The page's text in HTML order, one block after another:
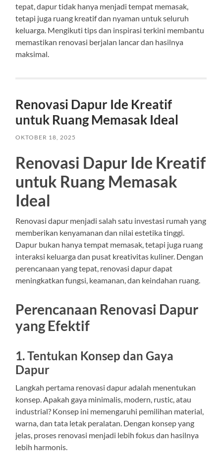
tepat, dapur tidak hanya menjadi tempat memasak,
tetapi juga ruang kreatif dan nyaman untuk seluruh
keluarga. Mengikuti tips dan inspirasi terkini membantu
memastikan renovasi berjalan lancar dan hasilnya
maksimal.
Renovasi Dapur Ide Kreatif
untuk Ruang Memasak Ideal
OKTOBER 18, 2025
Renovasi Dapur Ide Kreatif
untuk Ruang Memasak
Ideal
Renovasi dapur menjadi salah satu investasi rumah yang
memberikan kenyamanan dan nilai estetika tinggi.
Dapur bukan hanya tempat memasak, tetapi juga ruang
interaksi keluarga dan pusat kreativitas kuliner. Dengan
perencanaan yang tepat, renovasi dapur dapat
meningkatkan fungsi, keamanan, dan keindahan ruang.
Perencanaan Renovasi Dapur
yang Efektif
1. Tentukan Konsep dan Gaya
Dapur
Langkah pertama renovasi dapur adalah menentukan
konsep. Apakah gaya minimalis, modern, rustic, atau
industrial? Konsep ini memengaruhi pemilihan material,
warna, dan tata letak peralatan. Dengan konsep yang
jelas, proses renovasi menjadi lebih fokus dan hasilnya
lebih harmonis.